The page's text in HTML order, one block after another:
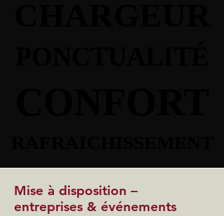
Mise à disposition –
entreprises & événements